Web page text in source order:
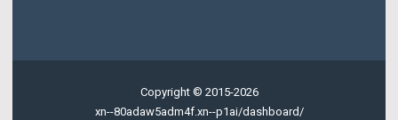
Copyright © 2015-2026
xn--80adaw5adm4f.xn--p1ai/dashboard/